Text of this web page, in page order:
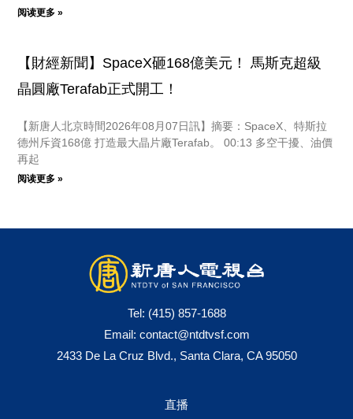
阅读更多 »
【財經新聞】SpaceX砸168億美元！ 馬斯克超級
晶圓廠Terafab正式開工！
【新唐人北京時間2026年08月07日訊】摘要：SpaceX、特斯拉
德州斥資168億 打造最大晶片廠Terafab。 00:13 多空干擾、油價
再起
阅读更多 »
Tel: (415) 857-1688
Email: contact@ntdtvsf.com
2433 De La Cruz Blvd., Santa Clara, CA 95050
直播